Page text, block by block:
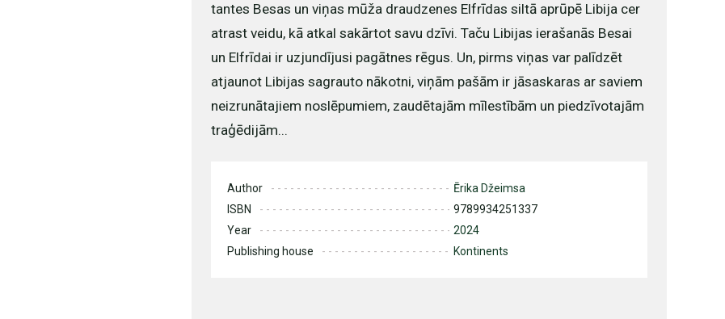
tantes Besas un viņas mūža draudzenes Elfrīdas siltā aprūpē Libija cer
atrast veidu, kā atkal sakārtot savu dzīvi. Taču Libijas ierašanās Besai
un Elfrīdai ir uzjundījusi pagātnes rēgus. Un, pirms viņas var palīdzēt
atjaunot Libijas sagrauto nākotni, viņām pašām ir jāsaskaras ar saviem
neizrunātajiem noslēpumiem, zaudētajām mīlestībām un piedzīvotajām
traģēdijām...
Author
Ērika Džeimsa
ISBN
9789934251337
Year
2024
Publishing house
Kontinents